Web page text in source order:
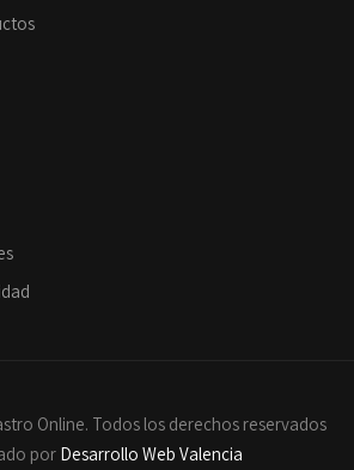
Online. Todos los derechos reservados
por Desarrollo Web Valencia